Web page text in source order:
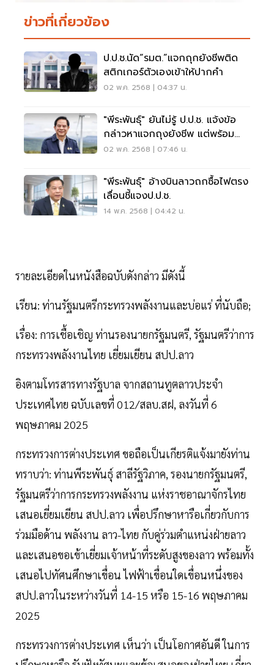
ข่าวที่เกี่ยวข้อง
ป.ป.ช.นัด“รมต.”แจกถุกยังชีพติด
สติกเกอร์ตัวเองเข้าให้ปากคำ
02 พ.ค. 2568 | 04:37 น.
"พีระพันธุ์" ยันไม่รู้ ป.ป.ช. แจ้งข้อ
กล่าวหาแจกถุงยังชีพ แต่พร้อม
แจง
02 พ.ค. 2568 | 07:46 น.
"พีระพันธุ์" อ้างบินลาวถกซื้อไฟตรง
เลื่อนชี้แจงป.ป.ช.
14 พ.ค. 2568 | 04:42 น.
รายละเอียดในหนังสือฉบับดังกล่าว มีดังนี้
เรียน: ท่านรัฐมนตรีกระทรวงพลังงานและบ่อแร่ ที่นับถือ;
เรื่อง: การเชื้อเชิญ ท่านรองนายกรัฐมนตรี, รัฐมนตรีว่าการ
กระทรวงพลังงานไทย เยี่ยมเยียน สปป.ลาว
อิงตามโทรสารทางรัฐบาล จากสถานทูตลาวประจำ
ประเทศไทย ฉบับเลขที่ 012/สลบ.สฝ, ลงวันที่ 6
พฤษภาคม 2025
กระทรวงการต่างประเทศ ขอถือเป็นเกียรติแจ้งมายังท่าน
ทราบว่า: ท่านพีระพันธุ์ สาลีรัฐวิภาค, รองนายกรัฐมนตรี,
รัฐมนตรีว่าการกระทรวงพลังงาน แห่งราชอาณาจักรไทย
เสนอเยี่ยมเยียน สปป.ลาว เพื่อปรึกษาหารือเกี่ยวกับการ
ร่วมมือด้าน พลังงาน ลาว-ไทย กับคู่ร่วมตำแหน่งฝ่ายลาว
และเสนอขอเข้าเยี่ยมเจ้าหน้าที่ระดับสูงของลาว พร้อมทั้ง
เสนอไปทัศนศึกษาเขื่อน ไฟฟ้าเขื่อนใดเขื่อนหนึ่งของ
สปป.ลาวในระหว่างวันที่ 14-15 หรือ 15-16 พฤษภาคม
2025
กระทรวงการต่างประเทศ เห็นว่า เป็นโอกาศอันดี ในการ